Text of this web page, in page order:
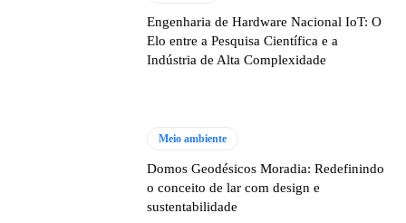
Engenharia de Hardware Nacional IoT: O
Elo entre a Pesquisa Científica e a
Indústria de Alta Complexidade
Meio ambiente
Domos Geodésicos Moradia: Redefinindo
o conceito de lar com design e
sustentabilidade